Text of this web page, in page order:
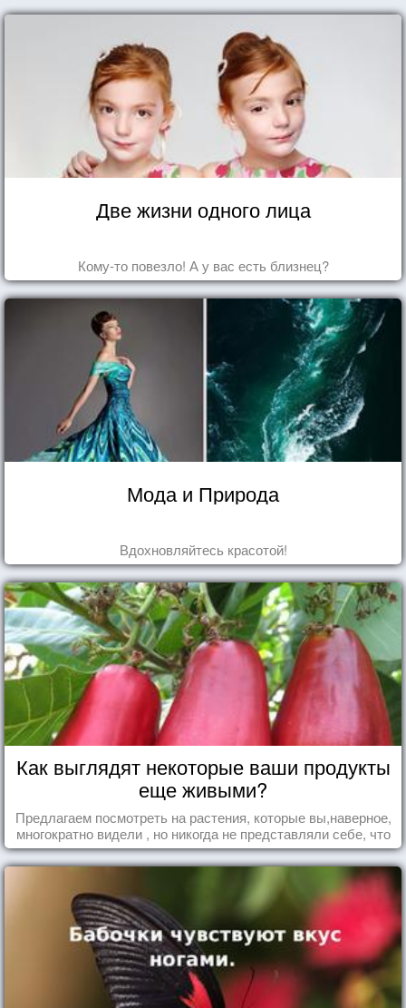
Две жизни одного лица
Кому-то повезло! А у вас есть близнец?
Мода и Природа
Вдохновляйтесь красотой!
Как выглядят некоторые ваши продукты
еще живыми?
Предлагаем посмотреть на растения, которые вы,наверное,
многократно видели , но никогда не представляли себе, что
употребляете их в пищу.